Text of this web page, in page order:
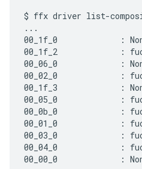
$ ffx driver list-
...
00_1f_0             :
00_1f_2             :
00_06_0             :
00_02_0             :
00_1f_3             :
00_05_0             :
00_0b_0             :
00_01_0             :
00_03_0             :
00_04_0             :
00_00_0             :